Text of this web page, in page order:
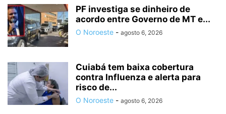
PF investiga se dinheiro de
acordo entre Governo de MT e...
O Noroeste - agosto 6, 2026
Cuiabá tem baixa cobertura
contra Influenza e alerta para
risco de...
O Noroeste - agosto 6, 2026